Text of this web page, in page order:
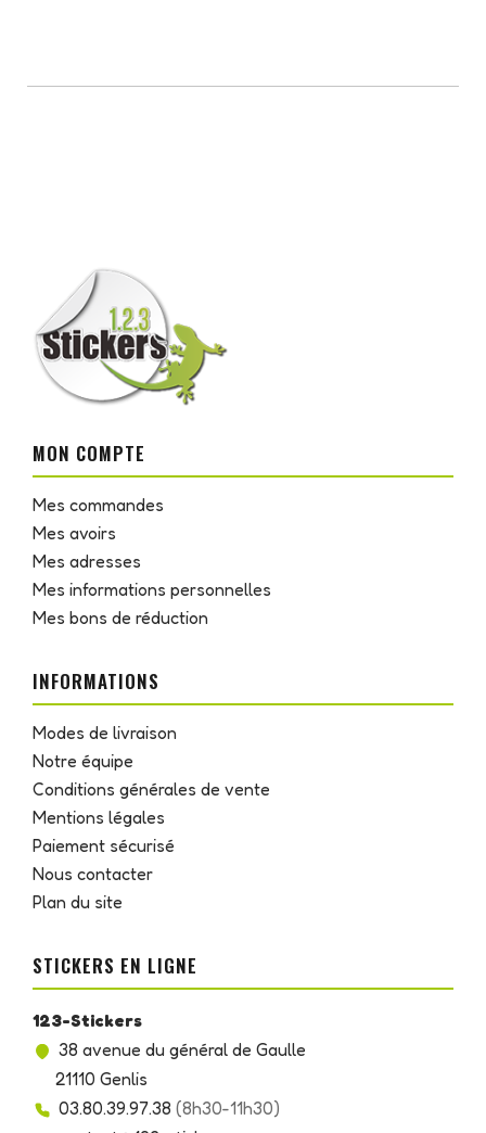
MON COMPTE
Mes commandes
Mes avoirs
Mes adresses
Mes informations personnelles
Mes bons de réduction
INFORMATIONS
Modes de livraison
Notre équipe
Conditions générales de vente
Mentions légales
Paiement sécurisé
Nous contacter
Plan du site
STICKERS EN LIGNE
123-Stickers
38 avenue du général de Gaulle
21110 Genlis
03.80.39.97.38 (8h30-11h30)